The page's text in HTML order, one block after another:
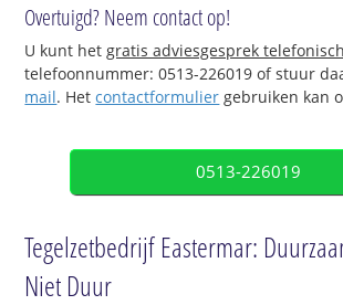
Overtuigd? Neem contact op!
U kunt hetgratis adviesgesprek
telefoonnummer: 0513-226019 of stuur
mail. Hetcontactformulier gebruiken kan
0513-226019
Tegelzetbedrijf Eastermar:
Niet Duur